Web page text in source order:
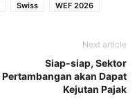
Swiss WEF 2026
Next article
Siap-siap, Sektor
Pertambangan akan Dapat
Kejutan Pajak